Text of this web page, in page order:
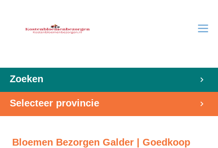
Zoeken
Selecteer provincie
Bloemen Bezorgen Galder | Goedkoop